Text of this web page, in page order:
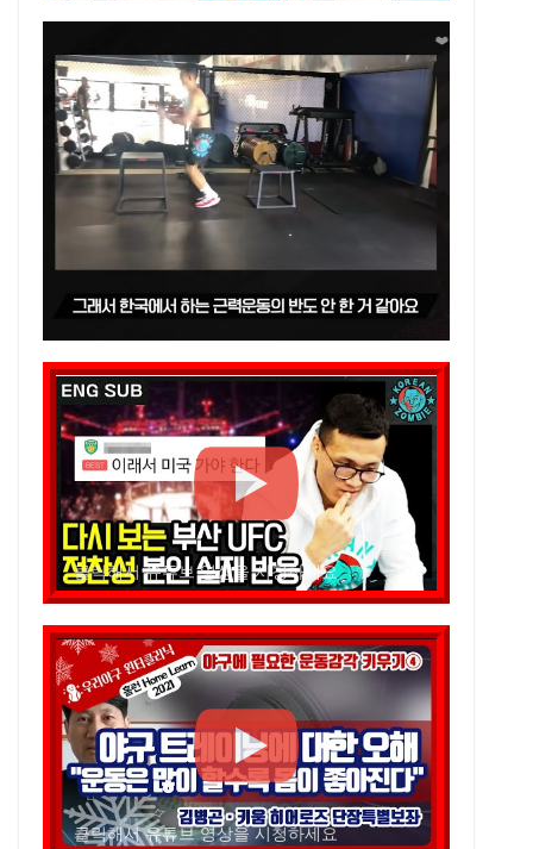
클릭해서 유튜브 영상을 시청하세요
클릭해서 유튜브 영상을 시청하세요